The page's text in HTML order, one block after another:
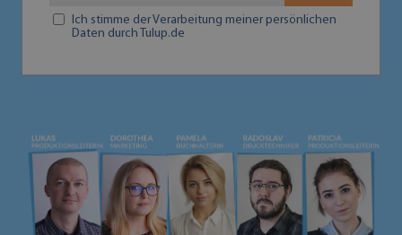
Ich stimme der Verarbeitung meiner persönlichen
Daten durch Tulup.de